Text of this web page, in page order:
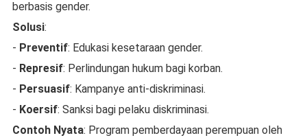
berbasis gender.
Solusi:
- Preventif: Edukasi kesetaraan gender.
- Represif: Perlindungan hukum bagi korban.
- Persuasif: Kampanye anti-diskriminasi.
- Koersif: Sanksi bagi pelaku diskriminasi.
Contoh Nyata: Program pemberdayaan perempuan oleh